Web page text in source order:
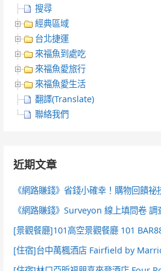
搜尋
經典區域
台北捷運
來福魚到處吃
來福魚愛旅行
來福魚愛生活
翻譯(Translate)
聯絡我們
近期文章
《網路賺錢》省錢小確幸！購物回饋
《網路賺錢》Surveyon 線上填問卷 調
[景觀餐廳]101高空景觀餐廳 101
[住宿]台中萬楓酒店 Fairfield by